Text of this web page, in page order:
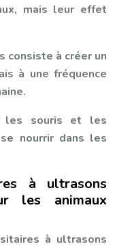
mais leur effet
consiste à créer un
à une fréquence
les souris et les
nourrir dans les
à ultrasons
les animaux
à ultrasons